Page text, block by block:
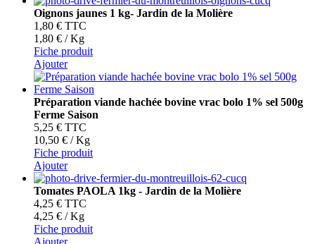
Oignons jaunes 1 kg- Jardin de la Molière
1,80 € TTC
1,80 € / Kg
Fiche produit
Ajouter
Préparation viande hachée bovine vrac bolo 1% sel 500g
Ferme Saison
5,25 € TTC
10,50 € / Kg
Fiche produit
Ajouter
Tomates PAOLA 1kg - Jardin de la Molière
4,25 € TTC
4,25 € / Kg
Fiche produit